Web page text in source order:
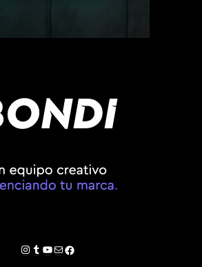
Instagram
Tumblr
YouTube
Correo electrónico
Facebook